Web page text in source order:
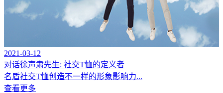
2021-03-12
对话徐声肃先生: 社交T恤的定义者
名盾社交T恤创造不一样的形象影响力...
查看更多